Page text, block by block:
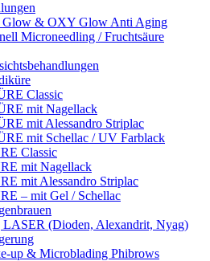
& OXY Glow Anti Aging
Microneedling / Fruchtsäure
Classic
mit Nagellack
mit Alessandro Striplac
mit Schellac / UV Farblack
Classic
mit Nagellack
mit Alessandro Striplac
– mit Gel / Schellac
LASER (Dioden, Alexandrit, Nyag)
up & Microblading Phibrows